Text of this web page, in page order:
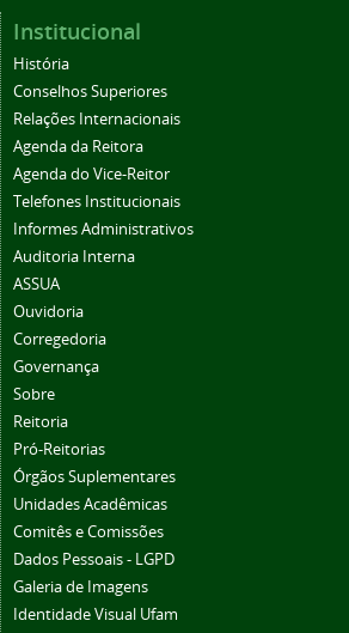
Institucional
História
Conselhos Superiores
Relações Internacionais
Agenda da Reitora
Agenda do Vice-Reitor
Telefones Institucionais
Informes Administrativos
Auditoria Interna
ASSUA
Ouvidoria
Corregedoria
Governança
Sobre
Reitoria
Pró-Reitorias
Órgãos Suplementares
Unidades Acadêmicas
Comitês e Comissões
Dados Pessoais - LGPD
Galeria de Imagens
Identidade Visual Ufam